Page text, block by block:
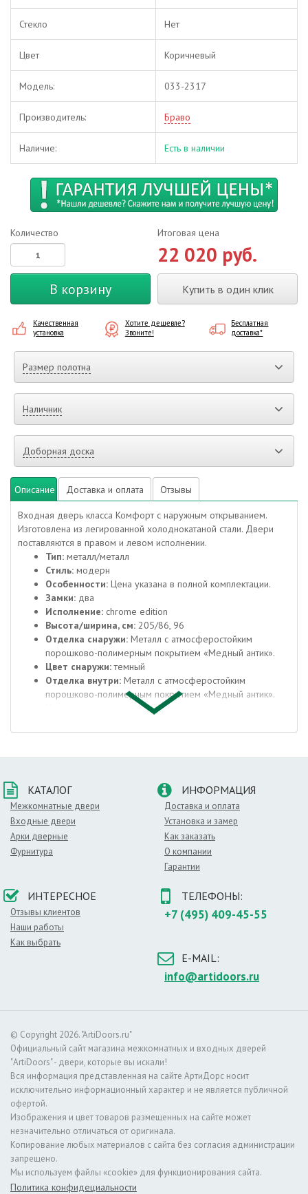
Стекло Нет
Цвет Коричневый
Модель: 033-2317
Производитель: Браво
Наличие: Есть в наличии
Количество Итоговая цена
22 020 руб.
В корзину Купить в один клик
Качественная
установка
Хотите дешевле?
Звоните!
Бесплатная
доставка*
Размер полотна
Наличник
Доборная доска
Описание Доставка и оплата Отзывы
Входная дверь класса Комфорт с наружным открыванием.
Изготовлена из легированной холоднокатаной стали. Двери
поставляются в правом и левом исполнении.
Тип: металл/металл
Стиль: модерн
Особенности: Цена указана в полной комплектации.
Замки: два
Исполнение: chrome edition
Высота/ширина, см: 205/86, 96
Отделка снаружи: Металл с атмосферостойким
порошково-полимерным покрытием «Медный антик».
Цвет снаружи:темный
Отделка внутри: Металл с атмосферостойким
порошково-полимерным покрытием «Медный антик».
Толщина стали полотна/коробки, мм:1/0,8/1,2
Уплотнение:
Два контура уплотнения
Утепление полотна:
Минеральная плита, плотность 70
кг/м³
Усиление:
Дополнительную защиту обеспечивают
противосъемные штыри (3 шт)
Крепление:
Двери крепятся анкерными болтами через
Размер проема в свету, см:191,5/73,5; 83,5
Масса брутто, кг:
Модель:
Цвет:
КАТАЛОГ
Межкомнатные двери
Входные двери
Арки дверные
Фурнитура
ИНФОРМАЦИЯ
Доставка и оплата
Установка и замер
Как заказать
О компании
Гарантии
ИНТЕРЕСНОЕ
Отзывы клиентов
Наши работы
Как выбрать
ТЕЛЕФОНЫ:
+7 (495) 409-45-55
E-MAIL:
info@artidoors.ru
© Copyright 2026. "ArtiDoors.ru"
Официальный сайт магазина межкомнатных и входных дверей
"ArtiDoors" - двери, которые вы искали!
Вся информация представленная на сайте АртиДорс носит
исключительно информационный характер и не является публичной
офертой.
Изображения и цвет товаров размещенных на сайте может
незначительно отличаться от оригинала.
Копирование любых материалов с сайта без согласия администрации
запрещено.
Мы используем файлы «cookie» для функционирования сайта.
Политика конфидециальности